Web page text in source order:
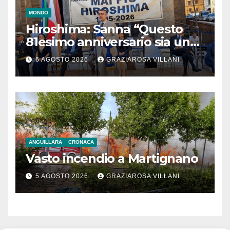
MONDO
Hiroshima: Sanna “Questo
81esimo anniversario sia un
monito per tutti”
6 AGOSTO 2026 GRAZIAROSA VILLANI
ANGUILLARA CRONACA
Vasto incendio a Martignano
5 AGOSTO 2026 GRAZIAROSA VILLANI